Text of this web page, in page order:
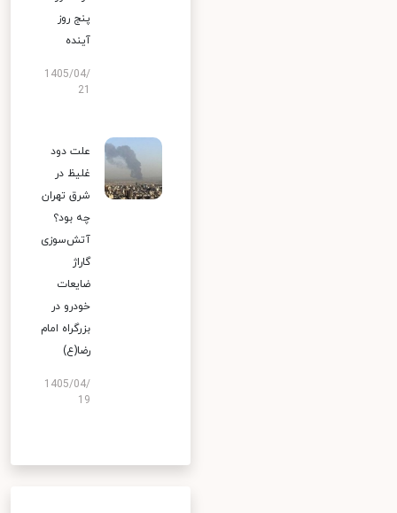
پنج روز
آینده
1405/04/
علت دود
غلیظ در
شرق تهران
چه بود؟
آتش‌سوزی
گاراژ
ضایعات
خودرو در
بزرگراه امام
رضا(ع)
1405/04/
19